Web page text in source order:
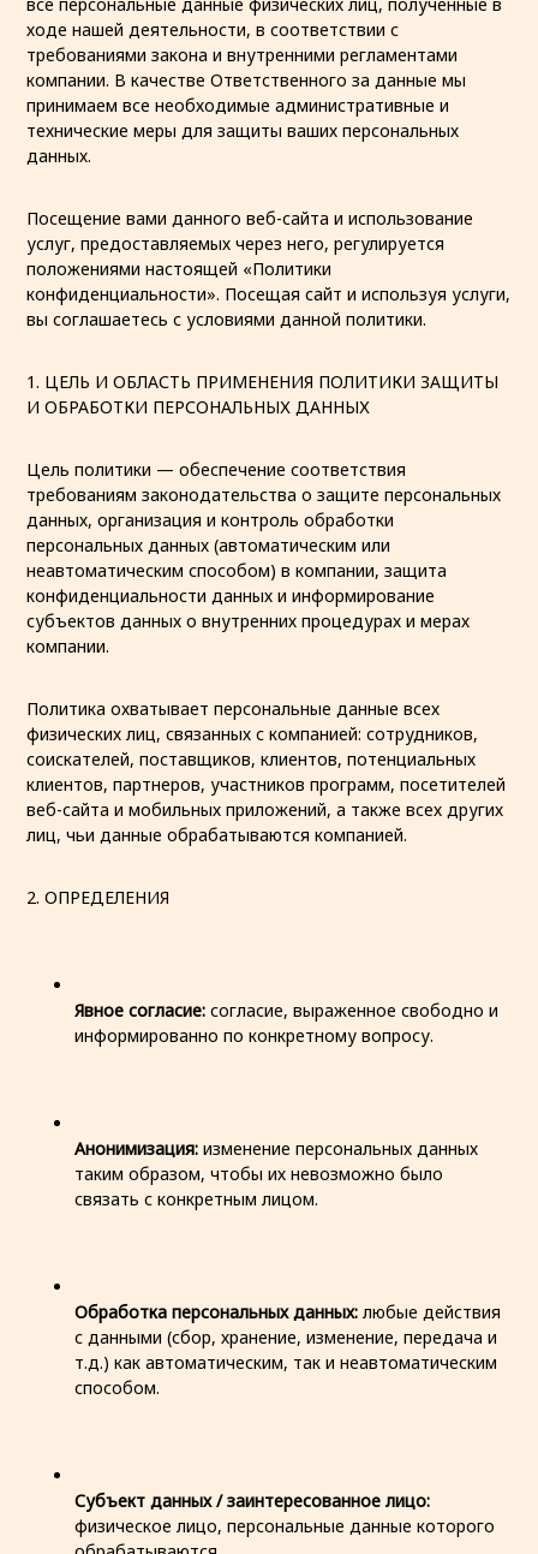
ходе нашей деятельности, в соответствии с
требованиями закона и внутренними регламентами
компании. В качестве Ответственного за данные мы
принимаем все необходимые административные и
технические меры для защиты ваших персональных
данных.
Посещение вами данного веб-сайта и использование
услуг, предоставляемых через него, регулируется
положениями настоящей «Политики
конфиденциальности». Посещая сайт и используя услуги,
вы соглашаетесь с условиями данной политики.
1. ЦЕЛЬ И ОБЛАСТЬ ПРИМЕНЕНИЯ ПОЛИТИКИ ЗАЩИТЫ
И ОБРАБОТКИ ПЕРСОНАЛЬНЫХ ДАННЫХ
Цель политики — обеспечение соответствия
требованиям законодательства о защите персональных
данных, организация и контроль обработки
персональных данных (автоматическим или
неавтоматическим способом) в компании, защита
конфиденциальности данных и информирование
субъектов данных о внутренних процедурах и мерах
компании.
Политика охватывает персональные данные всех
физических лиц, связанных с компанией: сотрудников,
соискателей, поставщиков, клиентов, потенциальных
клиентов, партнеров, участников программ, посетителей
веб-сайта и мобильных приложений, а также всех других
лиц, чьи данные обрабатываются компанией.
2. ОПРЕДЕЛЕНИЯ
Явное согласие: согласие, выраженное свободно и
информированно по конкретному вопросу.
Анонимизация: изменение персональных данных
таким образом, чтобы их невозможно было
связать с конкретным лицом.
Обработка персональных данных: любые действия
с данными (сбор, хранение, изменение, передача и
т.д.) как автоматическим, так и неавтоматическим
способом.
Субъект данных / заинтересованное лицо:
физическое лицо, персональные данные которого